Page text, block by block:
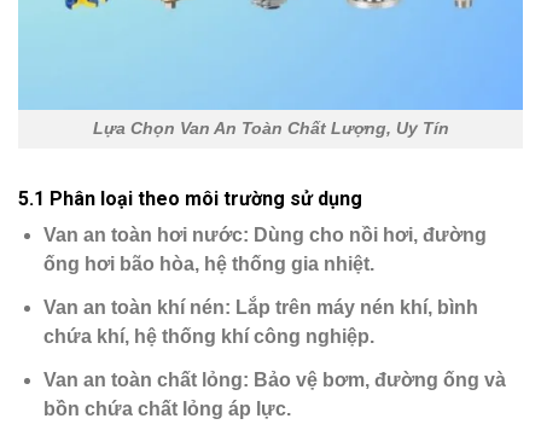
Lựa Chọn Van An Toàn Chất Lượng, Uy Tín
5.1 Phân loại theo môi trường sử dụng
Van an toàn hơi nước: Dùng cho nồi hơi, đường
ống hơi bão hòa, hệ thống gia nhiệt.
Van an toàn khí nén: Lắp trên máy nén khí, bình
chứa khí, hệ thống khí công nghiệp.
Van an toàn chất lỏng: Bảo vệ bơm, đường ống và
bồn chứa chất lỏng áp lực.